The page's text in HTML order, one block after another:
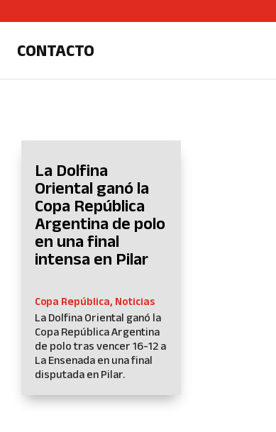
CONTACTO
La Dolfina
Oriental ganó la
Copa República
Argentina de polo
en una final
intensa en Pilar
Copa República, Noticias
La Dolfina Oriental ganó la
Copa República Argentina
de polo tras vencer 16-12 a
La Ensenada en una final
disputada en Pilar.